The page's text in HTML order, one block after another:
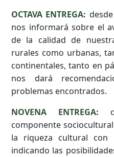
OCTAVA ENTREGA:
nos informará sobre el
de la calidad de
rurales como urbanas,
continentales, tanto en
nos dará
problemas encontrados.
NOVENA ENTREGA:
componente
la riqueza cultural con
indicando las